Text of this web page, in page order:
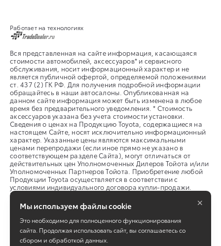
Заголовок 3
Заголовок 4
Работает на технологиях
Вся представленная на сайте информация, касающаяся
стоимости автомобилей, аксессуаров* и сервисного
обслуживания, носит информационный характер и не
является публичной офертой, определяемой положениями
ст. 437 (2) ГК РФ. Для получения подробной информации
обращайтесь в наши автосалоны. Опубликованная на
данном сайте информация может быть изменена в любое
время без предварительного уведомления. * Стоимость
аксессуаров указана без учета стоимости установки.
Сведения о ценах на Продукцию Toyota, содержащиеся на
настоящем Сайте, носят исключительно информационный
характер. Указанные цены являются максимальными
ценами перепродажи (если иное прямо не указано в
соответствующем разделе Сайта), могут отличаться от
действительных цен Уполномоченных Дилеров Тойота и/или
Уполномоченных Партнеров Тойота. Приобретение любой
Продукции Toyota осуществляется в соответствии с
условиями индивидуального договора купли-продажи.
Представленная на Сайте информация о Продукции Toyota
не означает, что данная Продукция имеется в наличии у
Уполномоченных Дилеров Тойота/ Уполномоченных
Партнеров Тойота для продажи. Для получения
информации о наличии автомобилей/ иной Продукции
Toyota, а также подробных сведений об автомобилях/ иной
продукции Toyota, реализуемой в Вашем регионе, Вы можете
Мы используем файлы cookie
Это необходимо для полноценного функционирования
сайта. Продолжая использовать сайт, вы соглашаетесь со
сбором и обработкой данных.
×